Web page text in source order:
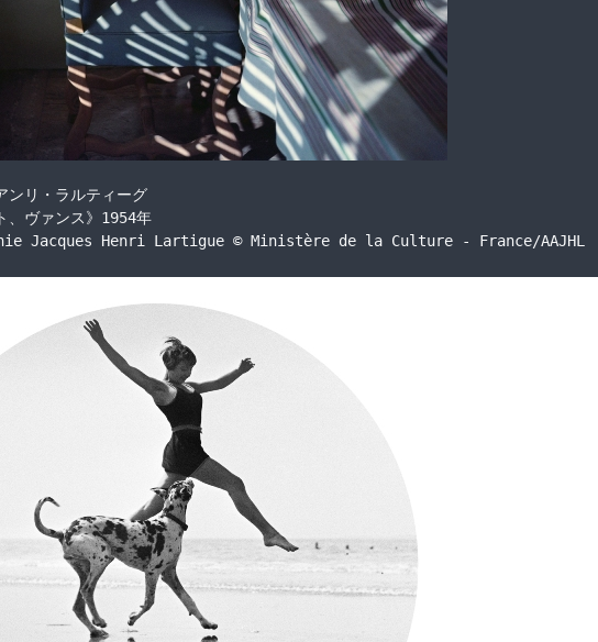
ンリ・ラルティーグ
、ヴァンス》1954年
Photographie Jacques Henri Lartigue © Ministère de la Culture - France/AAJHL